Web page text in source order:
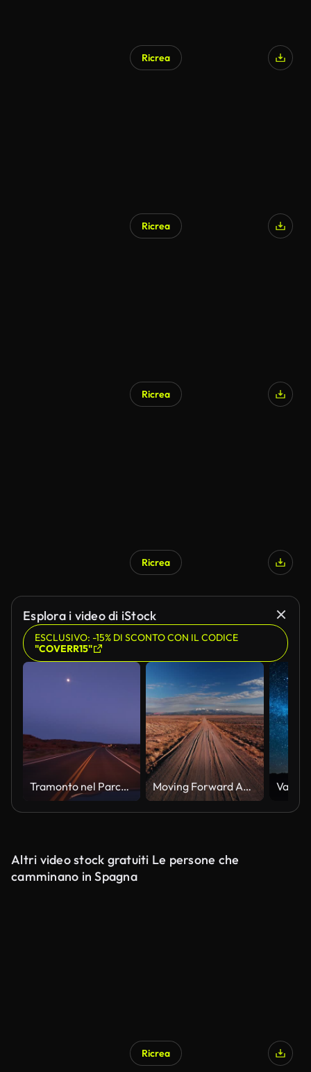
Ricrea
Ricrea
Ricrea
Ricrea
Esplora i video di iStock
ESCLUSIVO: -15% DI SCONTO CON IL CODICE
"COVERR15"
Tramonto nel Parco Nazionale degli Arches, Utah: Guida Moving Forward Aerial Drone Shot of a Vanishing Point Dirt Road with Mountains in the Background Outside of Moab, Utah with Desert Plains on Either Side Underneath a Blue Sky at Sunset /Sunrise
Altri video stock gratuiti Le persone che
camminano in Spagna
Ricrea